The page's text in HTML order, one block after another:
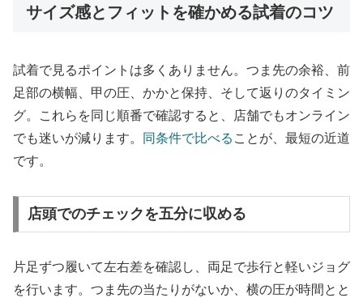
サイズ感とフィットを確かめる試着のコツ
試着で見るポイントは多くありません。つま先の余裕、前
足部の横幅、甲の圧、かかと保持、そして返りのタイミン
グ。これらを同じ順番で確認すると、店舗でもオンライン
でも迷いが減ります。
同条件で比べる ことが、最短の近道
です。
店頭でのチェックを五分に収める
片足ずつ履いて左右差を確認し、両足で歩行と軽いジョグ
を行います。つま先の当たりがないか、横の圧が時間とと